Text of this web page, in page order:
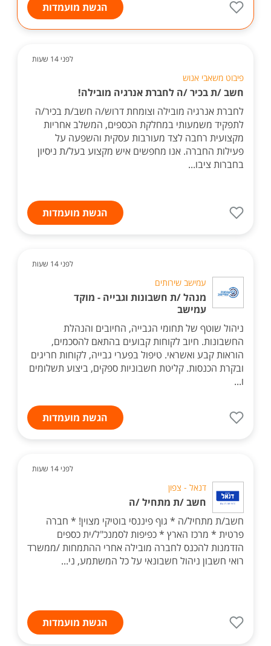
הגשת מועמדות
לפני 14 שעות
פיבוט משאבי אנוש
חשב /ת בכיר /ה לחברת אנרגיה מובילה!
לחברת אנרגיה מובילה וצומחת דרוש/ה חשב/ת בכיר/ה
לתפקיד משמעותי במחלקת הכספים, המשלב אחריות
מקצועית רחבה לצד מעורבות עסקית והשפעה על
פעילות החברה. אנו מחפשים איש מקצוע בעל/ת ניסיון
בחברות ציבו...
הגשת מועמדות
לפני 14 שעות
עמישב שירותים
מנהל /ת חשבונות וגבייה - מוקד
עמישב
ניהול שוטף של תחומי הגבייה, החיובים והנהלת
החשבונות. חיוב לקוחות קבועים בהתאם להסכמים,
הוראות קבע ואשראי. טיפול בפערי גבייה, לקוחות חריגים
ובקרת הכנסות. קליטת חשבוניות ספקים, ביצוע תשלומים
ו...
הגשת מועמדות
לפני 14 שעות
דנאל - צפון
חשב /ת מתחיל /ה
חשב/ת מתחיל/ה * גוף פיננסי בוטיקי מצוין! * חברה
פרטית * מרכז הארץ * כפיפות לסמנכ"ל/ית כספים
הזדמנות להכנס לחברה מובילה אחרי ההתמחות /ממשרד
רואי חשבון ניהול חשבונאי על כל המשתמע, ני...
הגשת מועמדות